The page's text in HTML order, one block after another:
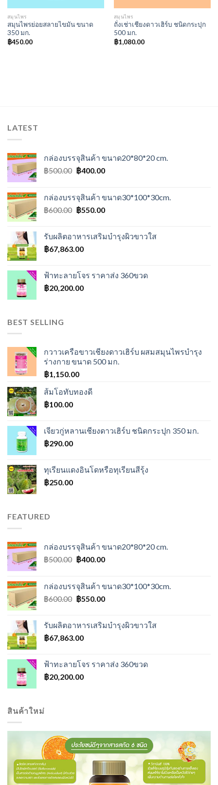
สมุนไพร
สมุนไพรย่อยสลายไขมัน ขนาด
350 มก.
฿450.00
สมุนไพร
ถั่งเช่าเชียงดาวเฮิร์บ ชนิดกระปุก
500 มก.
฿1,080.00
LATEST
กล่องบรรจุสินค้า ขนาด20*80*20 cm.
฿500.00 Original
฿500.00.
฿400.00Current
฿400.00.
กล่องบรรจุสินค้า ขนาด30*100*30cm.
฿600.00 Original
฿600.00.
฿550.00Current
฿550.00.
รับผลิตอาหารเสริมบำรุงผิวขาวใส
฿67,863.00
ฟ้าทะลายโจร ราคาส่ง 360ขวด
฿20,200.00
BEST SELLING
กวาวเครือขาวเชียงดาวเฮิร์บ ผสมสมุนไพรบำรุง
ร่างกาย ขนาด 500 มก.
฿1,150.00
ส้มโอทับทองดี
฿100.00
เจียวกู่หลานเชียงดาวเฮิร์บ ชนิดกระปุก 350 มก.
฿290.00
ทุเรียนแดงอินโดหรือทุเรียนสีรุ้ง
฿250.00
FEATURED
กล่องบรรจุสินค้า ขนาด20*80*20 cm.
฿500.00 Original
฿500.00.
฿400.00Current
฿400.00.
กล่องบรรจุสินค้า ขนาด30*100*30cm.
฿600.00 Original
฿600.00.
฿550.00Current
฿550.00.
รับผลิตอาหารเสริมบำรุงผิวขาวใส
฿67,863.00
ฟ้าทะลายโจร ราคาส่ง 360ขวด
฿20,200.00
สินค้าใหม่